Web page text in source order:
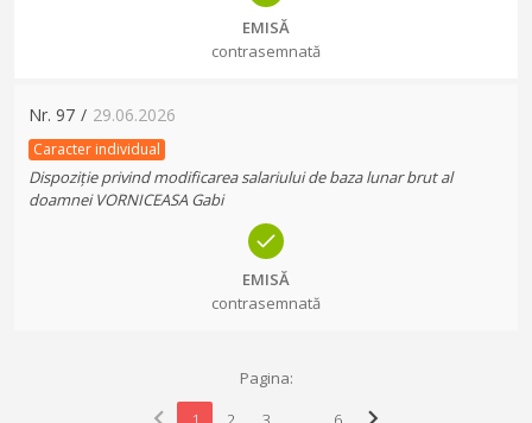
EMISĂ
contrasemnată
Nr. 97 / 29.06.2026
Caracter individual
Dispoziție privind modificarea salariului de baza lunar brut al
doamnei VORNICEASA Gabi
EMISĂ
contrasemnată
Pagina: